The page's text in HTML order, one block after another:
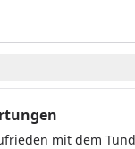
mit dem